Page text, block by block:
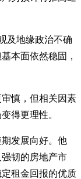
及地缘政治不确
本面依然稳固，
慎，但相关因素
得更理性。
发展向好。他
韧的房地产市
租金回报的优质